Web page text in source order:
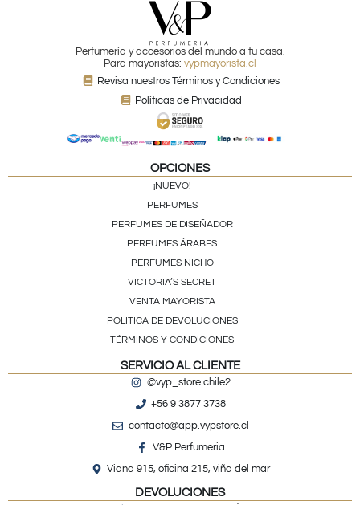
Perfumería y accesorios del mundo a tu casa.
Para mayoristas: vypmayorista.cl
Revisa nuestros Términos y Condiciones
Políticas de Privacidad
OPCIONES
¡NUEVO!
PERFUMES
PERFUMES DE DISEÑADOR
PERFUMES ÁRABES
PERFUMES NICHO
VICTORIA’S SECRET
VENTA MAYORISTA
POLÍTICA DE DEVOLUCIONES
TÉRMINOS Y CONDICIONES
SERVICIO AL CLIENTE
@vyp_store.chile2
+56 9 3877 3738
contacto@app.vypstore.cl
V&P Perfumeria
Viana 915, oficina 215, viña del mar
DEVOLUCIONES